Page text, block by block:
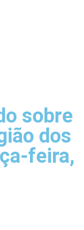
sobre
dos
feira,